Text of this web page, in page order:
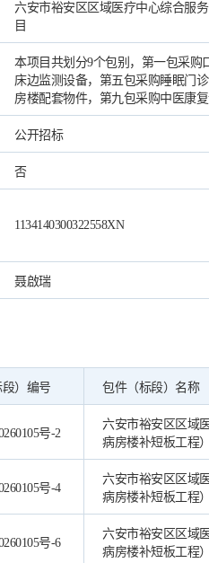
六安市裕安区区域医疗中心综合服
目
本项目共划分9个包别，第一包采购
床边监测设备，第五包采购睡眠门
房楼配套物件，第九包采购中医康
公开招标
否
1134140300322558XN
聂啟瑞
）编号 包件（标段）名称
号-2
六安市裕安区区域
病房楼补短板工程
号-4
六安市裕安区区域
病房楼补短板工程
号-6
六安市裕安区区域
病房楼补短板工程